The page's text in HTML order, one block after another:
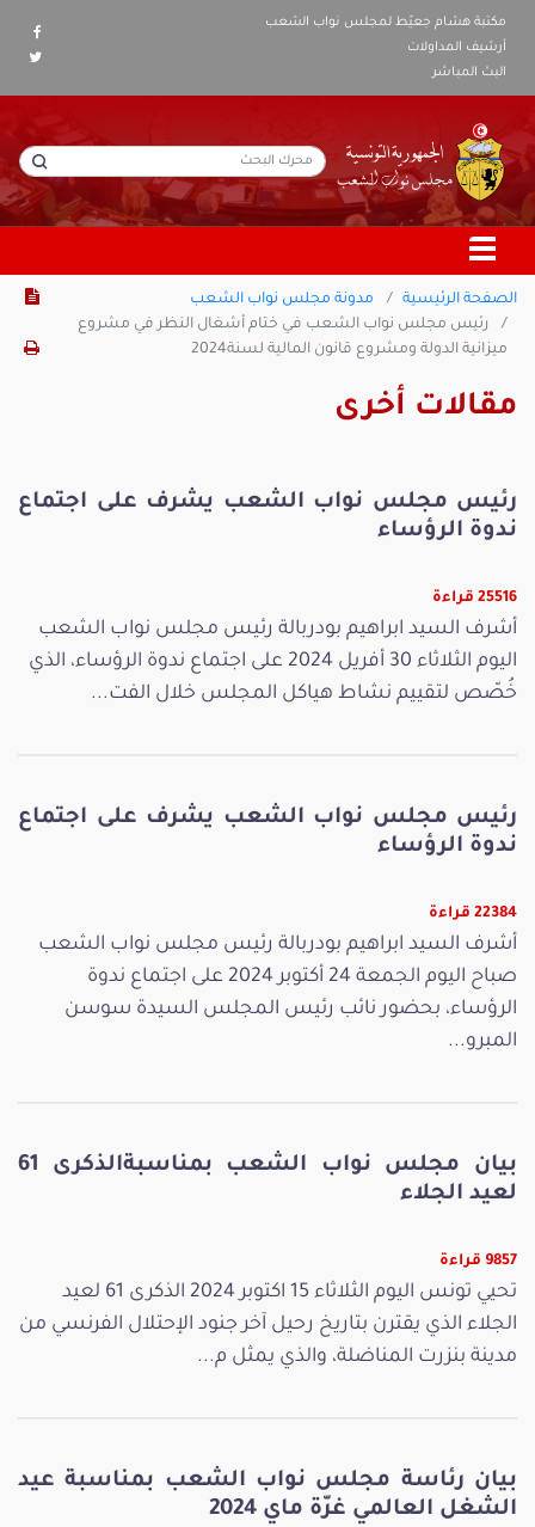
مكتبة هشام جعيّط لمجلس نواب الشعب
أرشيف المداولات
البث المباشر
الصفحة الرئيسية
مدونة مجلس نواب الشعب
رئيس مجلس نواب الشعب في ختام أشغال النظر في مشروع
ميزانية الدولة ومشروع قانون المالية لسنة2024
مقالات أخرى
رئيس مجلس نواب الشعب يشرف على اجتماع
ندوة الرؤساء
25516 قراءة
أشرف السيد ابراهيم بودربالة رئيس مجلس نواب الشعب
اليوم الثلاثاء 30 أفريل 2024 على اجتماع ندوة الرؤساء، الذي
خُصّص لتقييم نشاط هياكل المجلس خلال الفت...
رئيس مجلس نواب الشعب يشرف على اجتماع
ندوة الرؤساء
22384 قراءة
أشرف السيد ابراهيم بودربالة رئيس مجلس نواب الشعب
صباح اليوم الجمعة 24 أكتوبر 2024 على اجتماع ندوة
الرؤساء، بحضور نائب رئيس المجلس السيدة سوسن
المبرو...
بيان مجلس نواب الشعب بمناسبةالذكرى 61
لعيد الجلاء
9857 قراءة
تحيي تونس اليوم الثلاثاء 15 اكتوبر 2024 الذكرى 61 لعيد
الجلاء الذي يقترن بتاريخ رحيل آخر جنود الإحتلال الفرنسي من
مدينة بنزرت المناضلة، والذي يمثل م...
بيان رئاسة مجلس نواب الشعب بمناسبة عيد
الشغل العالمي غرّة ماي 2024